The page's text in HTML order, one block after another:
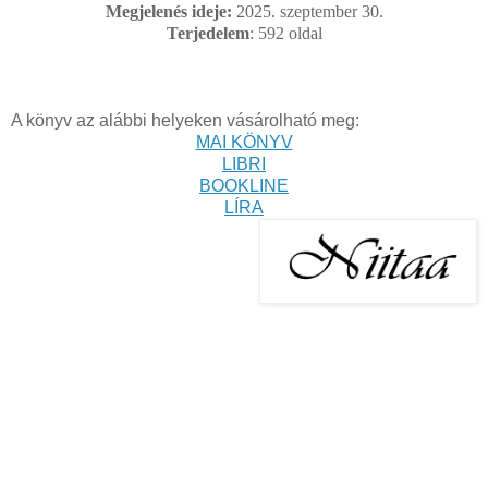
Megjelenés ideje: 2025. szeptember 30.
Terjedelem: 592 oldal
A könyv az alábbi helyeken vásárolható meg:
MAI KÖNYV
LIBRI
BOOKLINE
LÍRA